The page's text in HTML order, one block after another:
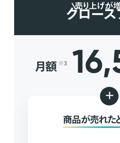
売り上げが
グロース
月額 ※3
+
商品が売れた